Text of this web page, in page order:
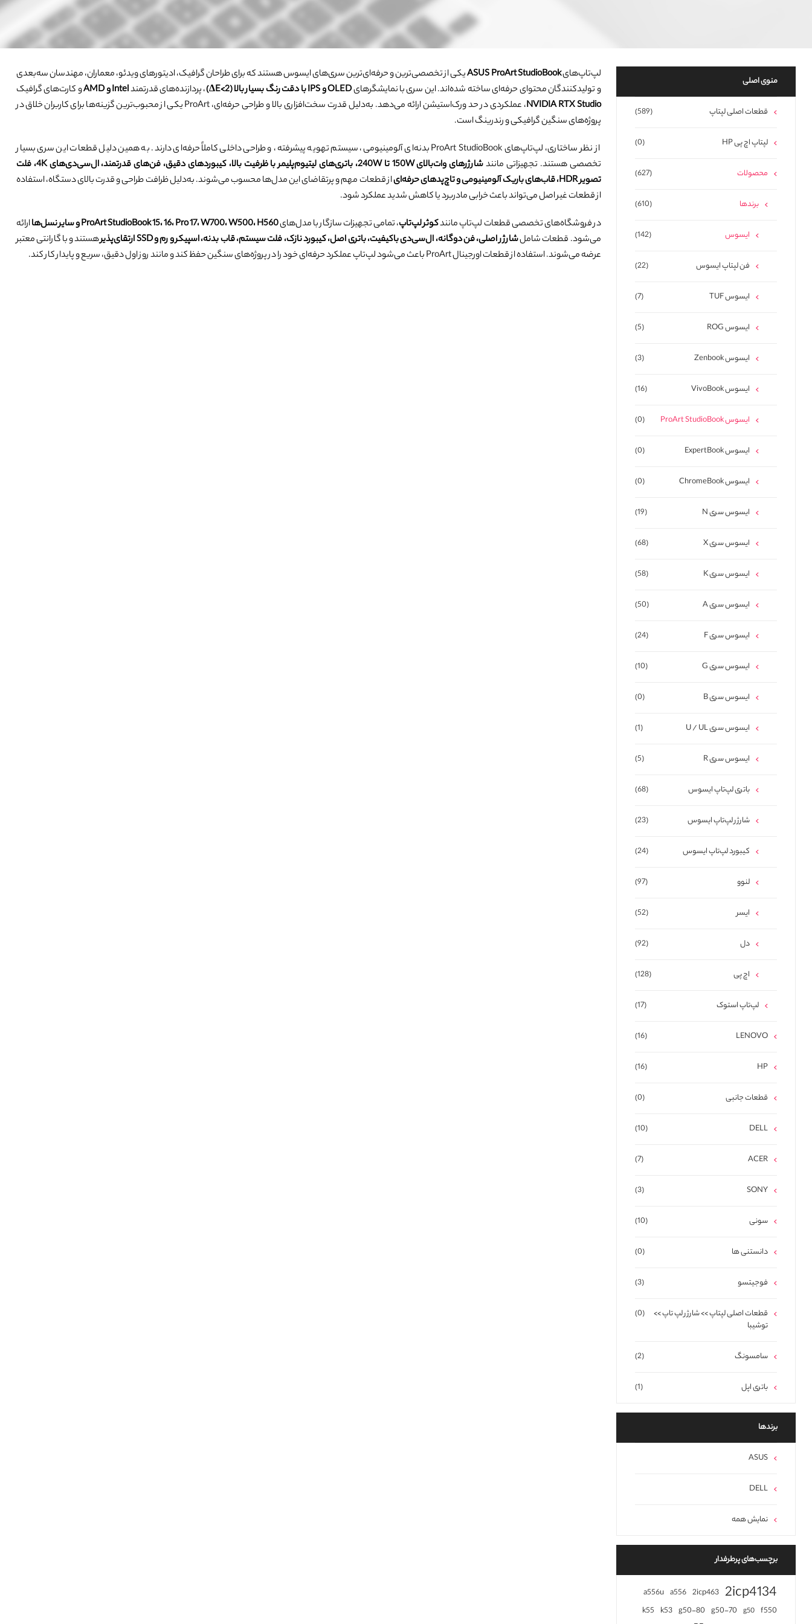
ایسوس سری N
ایسوس سری X
ایسوس سری B
ایسوس سری A
ایسوس سری F
ایسوس سری G
ایسوس سری R
لنوو ThinkCentre / ThinkStation
ایسر Spin
ایسر Ferrari
دل سری استودیو
اچ پی Envy
اچ پی Spectre
اچ پی ProBook
اچ پی Elite Dragonfly
فلت لپتاپ
لپ‌تاپ‌هایASUS ProArt StudioBookیکی از تخصصی‌ترین و حرفه‌ای‌ترین سری‌های ایسوس هستند که برای طراحان گرافیک، ادیتورهای ویدئو، معماران، مهندسان سه‌بعدی
و تولیدکنندگان محتوای حرفه‌ای ساخته شده‌اند. این سری با نمایشگرهایOLED و IPS با دقت رنگ بسیار بالا (ΔE<2) ، پردازنده‌های قدرتمندIntel و AMD
و کارت‌های گرافیک
NVIDIA RTX Studio
، عملکردی در حد ورک‌استیشن ارائه می‌دهد. به‌دلیل قدرت سخت‌افزاری بالا و طراحی حرفه‌ای، ProArt یکی از محبوب‌ترین گزینه‌ها برای کاربران خلاق در
پروژه‌های سنگین گرافیکی و رندرینگ است.
از نظر ساختاری، لپ‌تاپ‌های ProArt StudioBook بدنه‌ای آلومینیومی، سیستم تهویه پیشرفته، و طراحی داخلی کاملاً حرفه‌ای دارند. به همین دلیل قطعات این سری بسیار
تخصصی هستند. تجهیزاتی مانند
شارژرهای وات‌بالای 150W تا 240W، باتری‌های لیتیوم‌پلیمر با ظرفیت بالا، کیبوردهای دقیق، فن‌های قدرتمند، ال‌سی‌دی‌های 4K، فلت
تصویر HDR، قاب‌های باریک آلومینیومی و تاچ‌پدهای حرفه‌ای
از قطعات مهم و پرتقاضای این مدل‌ها محسوب می‌شوند. به‌دلیل ظرافت طراحی و قدرت بالای دستگاه، استفاده
از قطعات غیر اصل می‌تواند باعث خرابی مادربرد یا کاهش شدید عملکرد شود.
در فروشگاه‌های تخصصی قطعات لپ‌تاپ مانندکوثر لپ‌تاپ، تمامی تجهیزات سازگار با مدل‌هایProArt StudioBook 15، 16، Pro 17، W700، W500، H560 و سایر نسل‌ها
ارائه
می‌شود. قطعات شاملشارژر اصلی، فن دوگانه، ال‌سی‌دی باکیفیت، باتری اصل، کیبورد نازک، فلت سیستم، قاب بدنه، اسپیکر و رم و SSD ارتقای‌پذیر
هستند و با گارانتی معتبر
عرضه می‌شوند. استفاده از قطعات اورجینال ProArt باعث می‌شود لپ‌تاپ عملکرد حرفه‌ای خود را در پروژه‌های سنگین حفظ کند و مانند روز اول دقیق، سریع و پایدار کار کند.
منوی اصلی
(589) قطعات اصلی لپتاپ
(0) لپتاپ اچ پی HP
(627) محصولات
(610) برندها
(142) ایسوس
(22) فن لپتاپ ایسوس
(7) ایسوس TUF
(5) ایسوس ROG
(3) ایسوس Zenbook
(16) ایسوس VivoBook
(0) ایسوس ProArt StudioBook
(0) ایسوس ExpertBook
(0) ایسوس ChromeBook
(19) ایسوس سری N
(68) ایسوس سری X
(58) ایسوس سری K
(50) ایسوس سری A
(24) ایسوس سری F
(10) ایسوس سری G
(0) ایسوس سری B
(1) ایسوس سری U / UL
(5) ایسوس سری R
(68) باتری لپ‌تاپ ایسوس
(23) شارژر لپ‌تاپ ایسوس
(24) کیبورد لپ‌تاپ ایسوس
(97) لنوو
(52) ایسر
(92) دل
(128) اچ پی
(17) لپ‌تاپ استوک
(16) LENOVO
(16) HP
(0) قطعات جانبی
(10) DELL
(7) ACER
(3) SONY
(10) سونی
(0) دانستنی ها
(3) فوجیتسو
(0)
قطعات اصلی لپتاپ >> شارژر لپ تاپ >>
توشیبا
(2) سامسونگ
(1) باتری اپل
برند‌ها
ASUS
DELL
نمایش همه
برچسب‌های پرطرفدار
2icp4134
2icp463
a556
a556u
f550
g50
g50-70
g50-80
k53
k55